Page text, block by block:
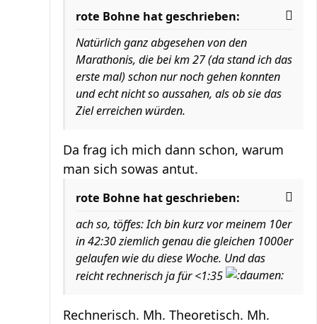
rote Bohne hat geschrieben:
Natürlich ganz abgesehen von den
Marathonis, die bei km 27 (da stand ich das
erste mal) schon nur noch gehen konnten
und echt nicht so aussahen, als ob sie das
Ziel erreichen würden.
Da frag ich mich dann schon, warum
man sich sowas antut.
rote Bohne hat geschrieben:
ach so, töffes: Ich bin kurz vor meinem 10er
in 42:30 ziemlich genau die gleichen 1000er
gelaufen wie du diese Woche. Und das
reicht rechnerisch ja für <1:35
Rechnerisch. Mh. Theoretisch. Mh.